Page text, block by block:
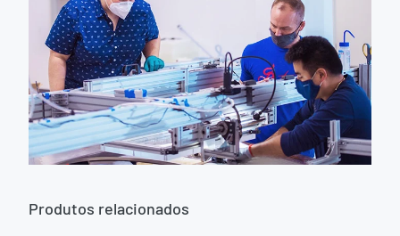
Produtos relacionados